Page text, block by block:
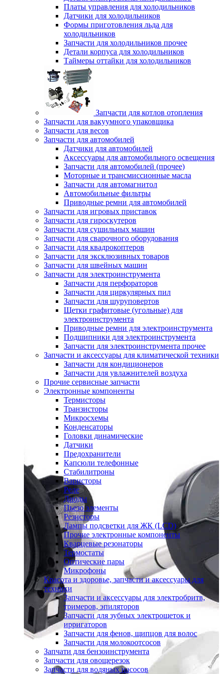
Платы управления для холодильников
Датчики для холодильников
Формы приготовления льда для
холодильников
Запчасти для холодильников прочее
Детали корпуса для холодильников
Таймеры оттайки для холодильников
Запчасти для котлов отопления
Запчасти для вакуумного упаковщика
Запчасти для весов
Запчасти для автомобилей
Датчики для автомобилей
Аксессуары для автомобильного освещения
Запчасти для автомобилей (прочее)
Моторные и трансмиссионные масла
Запчасти для автомагнитол
Автомобильные фильтры
Приводные ремни для автомобилей
Запчасти для игровых приставок
Запчасти для гироскутеров
Запчасти для сушильных машин
Запчасти для сварочного оборудования
Запчасти для квадрокоптеров
Запчасти для эксклюзивных товаров
Запчасти для швейных машин
Запчасти для электроинструмента
Запчасти для перфораторов
Запчасти для циркулярных пил
Запчасти для шуруповертов
Щетки графитовые (угольные) для
электроинструмента
Приводные ремни для электроинструмента
Подшипники для электроинструмента
Запчасти для электроинструмента прочее
Запчасти и аксессуары для климатической техники
Запчасти для кондиционеров
Запчасти для увлажнителей воздуха
Прочие сервисные запчасти
Электронные компоненты
Термисторы
Транзисторы
Микросхемы
Конденсаторы
Головки динамические
Датчики
Предохранители
Капсюли телефонные
Стабилитроны
Варисторы
Реле
Диоды
Пьезо элементы
Резисторы
Лампы подсветки для ЖК (LCD)
Прочие электронные компоненты
Кварцевые резонаторы
Термостаты
Оптические пары
Микрофоны
Красота и здоровье, запчасти и аксессуары для
техники
Запчасти и аксессуары для электробритв,
тримеров, эпиляторов
Запчасти для зубных электрощеток и
ирригаторов
Запчасти для фенов, щипцов для волос
Запчасти для молокоотсосов
Запчати для бензоинструмента
Запчасти для овощерезок
Запчасти для водяных насосов